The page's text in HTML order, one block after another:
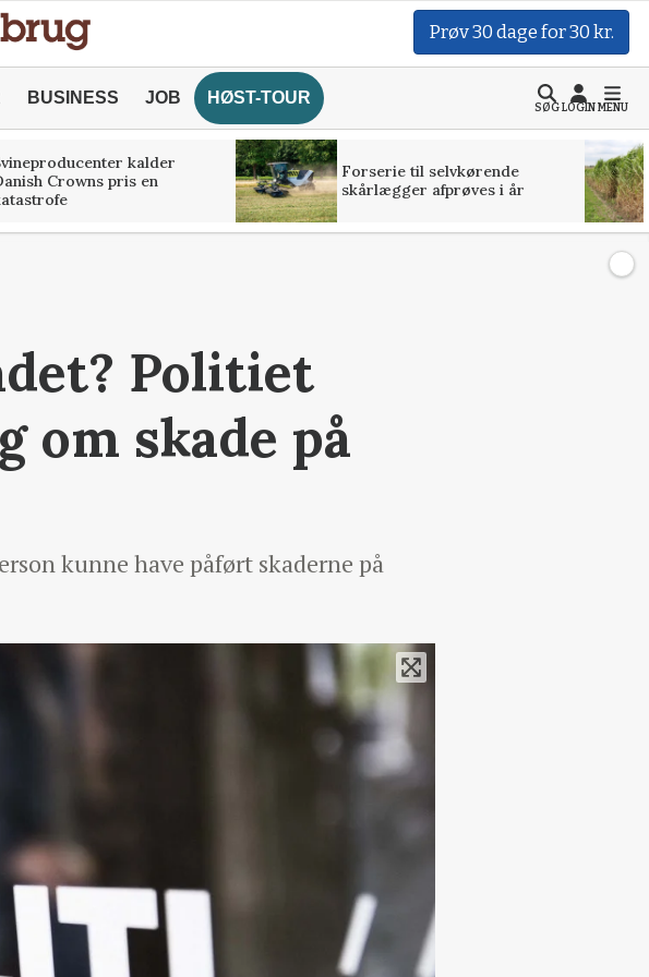
Prøv 30 dage for 30 kr.
BUSINESS JOB HØST-TOUR
SØGLOGINMENU
kalder
Crowns pris en
Forserie til selvkørende
skårlægger afprøves i år
Politiet
om skade på
kunne have påført skaderne på